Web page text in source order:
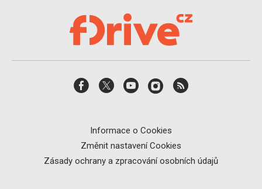
Informace o Cookies
Změnit nastavení Cookies
Zásady ochrany a zpracování osobních údajů